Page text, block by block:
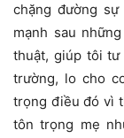
chặng đường
mạnh sau
thuật, giúp tôi tư
trường, lo cho
trọng điều đó vì
tôn trọng mẹ